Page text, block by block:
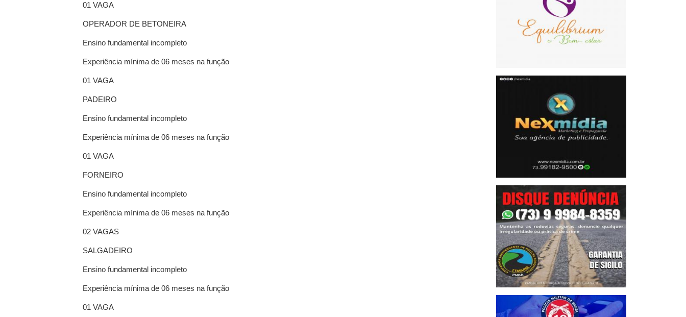
01 VAGA
OPERADOR DE BETONEIRA
Ensino fundamental incompleto
Experiência mínima de 06 meses na função
01 VAGA
PADEIRO
Ensino fundamental incompleto
Experiência mínima de 06 meses na função
01 VAGA
FORNEIRO
Ensino fundamental incompleto
Experiência mínima de 06 meses na função
02 VAGAS
SALGADEIRO
Ensino fundamental incompleto
Experiência mínima de 06 meses na função
01 VAGA